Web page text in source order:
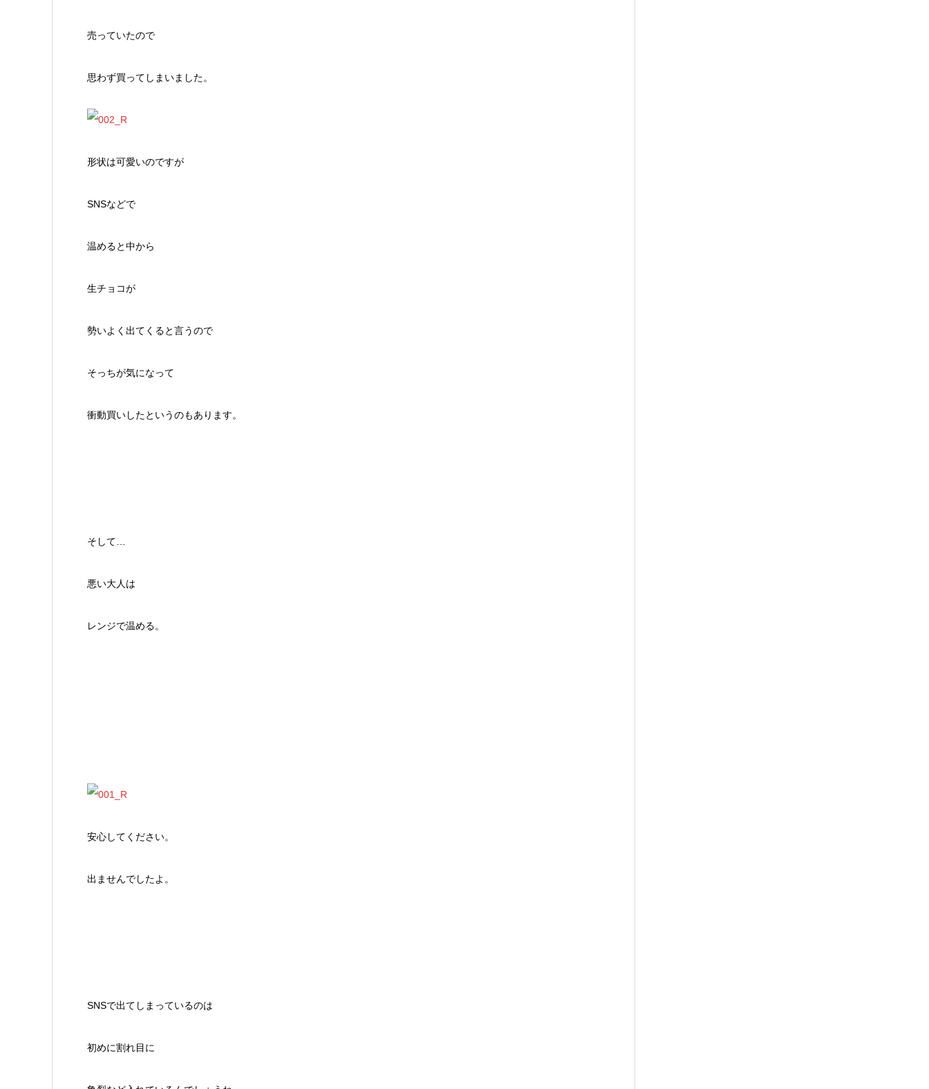
売っていたので
思わず買ってしまいました。
形状は可愛いのですが
SNSなどで
温めると中から
生チョコが
勢いよく出てくると言うので
そっちが気になって
衝動買いしたというのもあります。
そして…
悪い大人は
レンジで温める。
安心してください。
出ませんでしたよ。
SNSで出てしまっているのは
初めに割れ目に